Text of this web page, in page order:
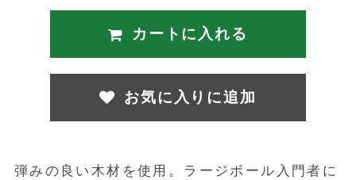
カートに入れる
お気に入りに追加
弾みの良い木材を使用。ラージボール入門者に